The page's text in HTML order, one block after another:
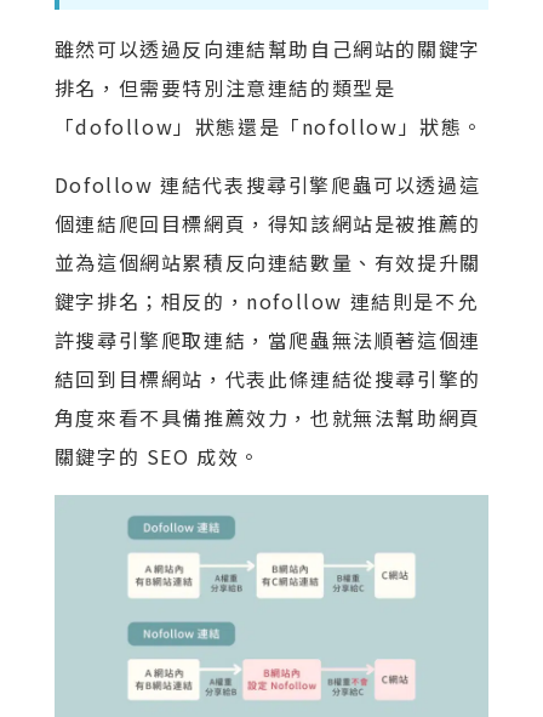
雖然可以透過反向連結幫助自己網站的關鍵字
排名，但需要特別注意連結的類型是
「dofollow」狀態還是「nofollow」狀態。
Dofollow 連結代表搜尋引擎爬蟲可以透過這
個連結爬回目標網頁，得知該網站是被推薦的
並為這個網站累積反向連結數量、有效提升關
鍵字排名；相反的，nofollow 連結則是不允
許搜尋引擎爬取連結，當爬蟲無法順著這個連
結回到目標網站，代表此條連結從搜尋引擎的
角度來看不具備推薦效力，也就無法幫助網頁
關鍵字的 SEO 成效。